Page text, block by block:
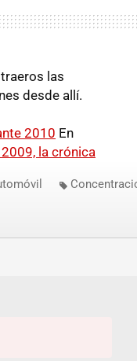
las
desde allí.
2010 En
la crónica